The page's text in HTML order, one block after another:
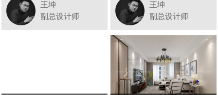
王坤
副总设计师
王坤
副总设计师